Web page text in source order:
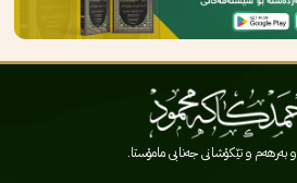
و تێکۆشانی جەنابی مامۆستا.